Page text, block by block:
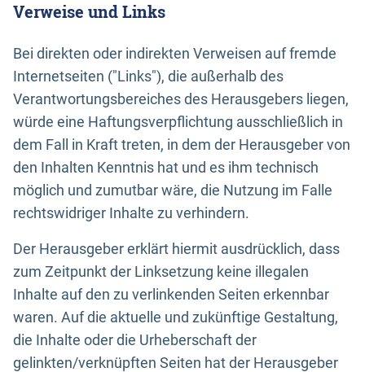
Verweise und Links
Bei direkten oder indirekten Verweisen auf fremde
Internetseiten ("Links"), die außerhalb des
Verantwortungsbereiches des Herausgebers liegen,
würde eine Haftungsverpflichtung ausschließlich in
dem Fall in Kraft treten, in dem der Herausgeber von
den Inhalten Kenntnis hat und es ihm technisch
möglich und zumutbar wäre, die Nutzung im Falle
rechtswidriger Inhalte zu verhindern.
Der Herausgeber erklärt hiermit ausdrücklich, dass
zum Zeitpunkt der Linksetzung keine illegalen
Inhalte auf den zu verlinkenden Seiten erkennbar
waren. Auf die aktuelle und zukünftige Gestaltung,
die Inhalte oder die Urheberschaft der
gelinkten/verknüpften Seiten hat der Herausgeber